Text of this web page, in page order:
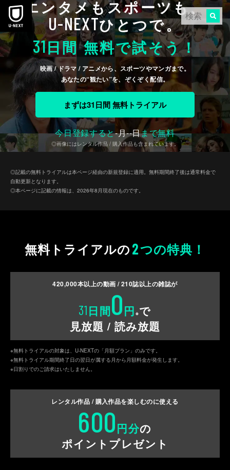
本文へスキップエンタメもスポーツも、
U-NEXTひとつで。
31日間 無料で試そう！
映画 / ドラマ / アニメから、スポーツやマンガまで。
あなたの“観たい”を、ぞくぞく配信。
まずは31日間 無料トライアル
今日登録すると-月--日まで無料
◎画像にはレンタル作品 / 購入作品も含まれています。
◎記載の無料トライアルは本ページ経由の新規登録に適用。無料期間終了後は通常料金で
自動更新となります。
◎本ページに記載の情報は、2026年8月現在のものです。
無料トライアルの2つの特典！
420,000本以上の動画 /210誌以上の雑誌が
31日間0円 ※で
見放題 / 読み放題
※無料トライアルの対象は、U-NEXTの「月額プラン」のみです。
※無料トライアル期間終了日の翌日が属する月から月額料金が発生します。
※日割りでのご請求はいたしません。
レンタル作品 / 購入作品を楽しむのに使える
600円分の
ポイントプレゼント